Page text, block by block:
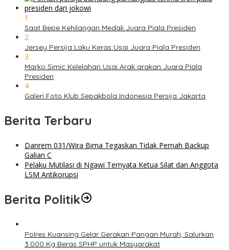
1
Saat Bepe Kehilangan Medali Juara Piala Presiden
2
Jersey Persija Laku Keras Usai Juara Piala Presiden
3
Marko Simic Kelelahan Usai Arak arakan Juara Piala
Presiden
4
Galeri Foto Klub Sepakbola Indonesia Persija Jakarta
Berita Terbaru
Danrem 031/Wira Bima Tegaskan Tidak Pernah Backup
Galian C
Pelaku Mutilasi di Ngawi Ternyata Ketua Silat dan Anggota
LSM Antikorupsi
Berita Politik
Polres Kuansing Gelar Gerakan Pangan Murah, Salurkan
3.000 Kg Beras SPHP untuk Masyarakat